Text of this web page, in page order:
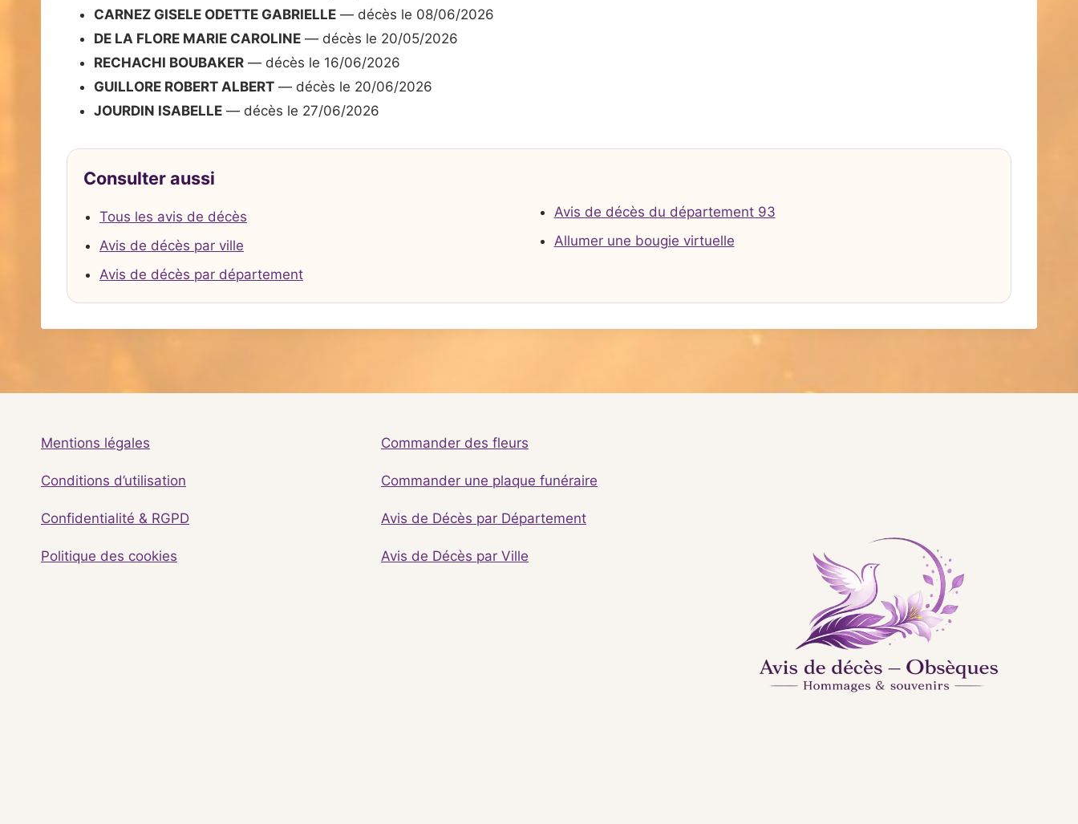
CARNEZ GISELE ODETTE GABRIELLE — décès le 08/06/2026
DE LA FLORE MARIE CAROLINE — décès le 20/05/2026
RECHACHI BOUBAKER — décès le 16/06/2026
GUILLORE ROBERT ALBERT — décès le 20/06/2026
JOURDIN ISABELLE — décès le 27/06/2026
Consulter aussi
Tous les avis de décès
Avis de décès par ville
Avis de décès par département
Avis de décès du département 93
Allumer une bougie virtuelle
Mentions légales
Conditions d’utilisation
Confidentialité & RGPD
Politique des cookies
Commander des fleurs
Commander une plaque funéraire
Avis de Décès par Département
Avis de Décès par Ville